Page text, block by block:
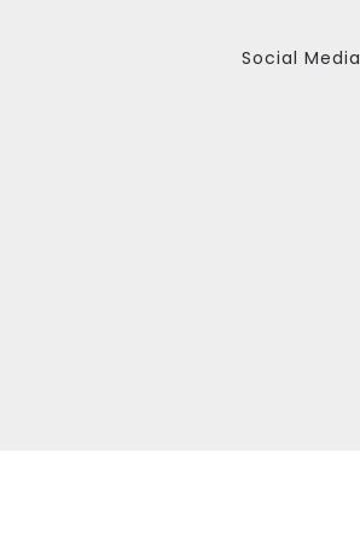
Social Media